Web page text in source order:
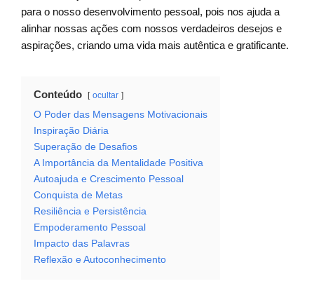
para o nosso desenvolvimento pessoal, pois nos ajuda a
alinhar nossas ações com nossos verdadeiros desejos e
aspirações, criando uma vida mais autêntica e gratificante.
Conteúdo ocultar
O Poder das Mensagens Motivacionais
Inspiração Diária
Superação de Desafios
A Importância da Mentalidade Positiva
Autoajuda e Crescimento Pessoal
Conquista de Metas
Resiliência e Persistência
Empoderamento Pessoal
Impacto das Palavras
Reflexão e Autoconhecimento